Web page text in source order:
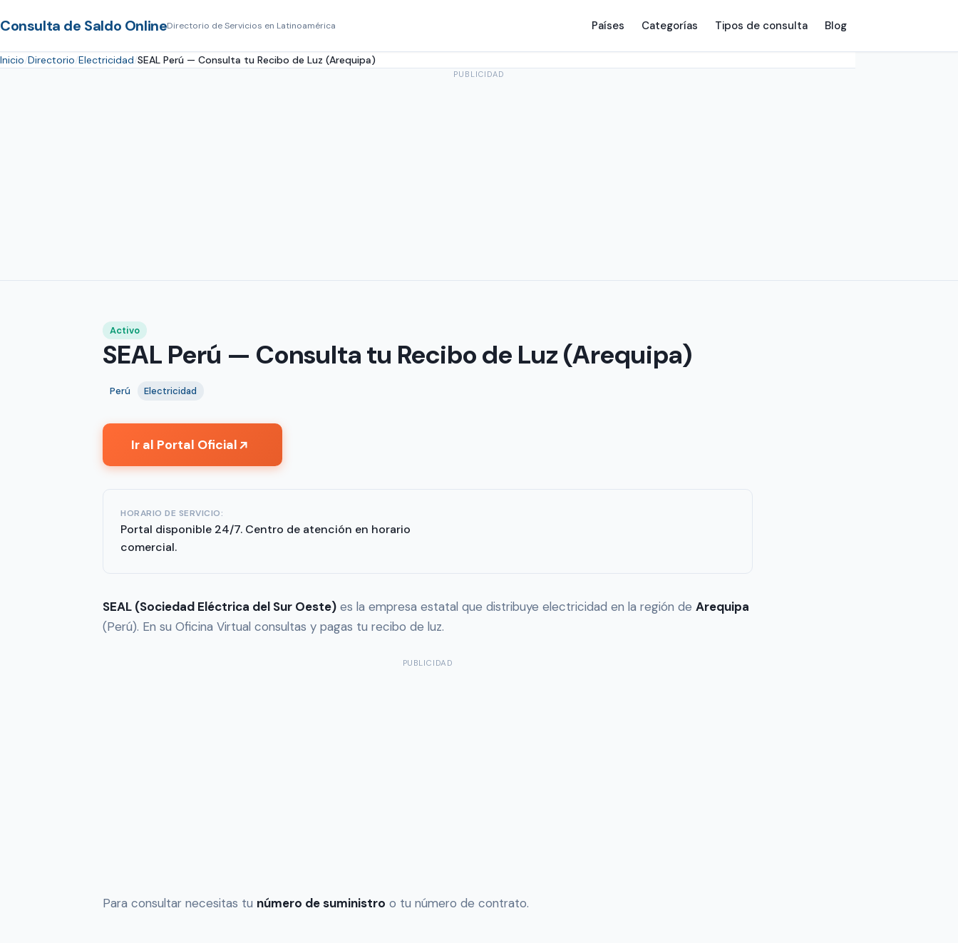
Consulta de Saldo OnlineDirectorio de Servicios en Latinoamérica Países Categorías Tipos de consulta Blog
Inicio Directorio Electricidad SEAL Perú — Consulta tu Recibo de Luz (Arequipa)
PUBLICIDAD
Activo
SEAL Perú — Consulta tu Recibo de Luz (Arequipa)
Perú Electricidad
Ir al Portal Oficial↗
HORARIO DE SERVICIO:
Portal disponible 24/7. Centro de atención en horario
comercial.
SEAL (Sociedad Eléctrica del Sur Oeste) es la empresa estatal que distribuye electricidad en la región de Arequipa
(Perú). En su Oficina Virtual consultas y pagas tu recibo de luz.
PUBLICIDAD
Para consultar necesitas tu número de suministro o tu número de contrato.